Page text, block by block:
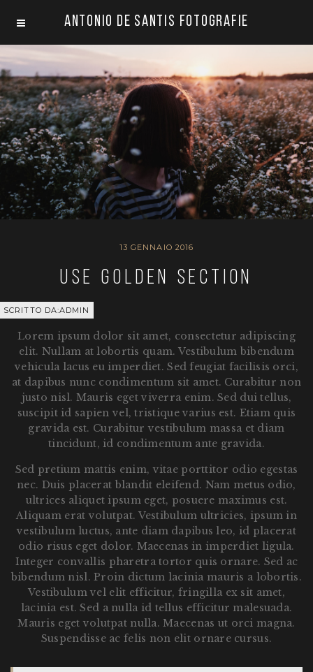
Antonio De Santis Fotografie
13 GENNAIO 2016
Use golden section
SCRITTO DA:ADMIN
Lorem ipsum dolor sit amet, consectetur adipiscing
elit. Nullam at lobortis quam. Vestibulum bibendum
vehicula lacus eu imperdiet. Sed feugiat facilisis orci,
at dapibus nunc condimentum sit amet. Curabitur non
justo nisl. Mauris eget viverra enim. Sed dui tellus,
suscipit id sapien vel, tristique varius est. Etiam quis
gravida est. Curabitur vestibulum massa et diam
tincidunt, id condimentum ante gravida.
Sed pretium mattis enim, vitae porttitor odio egestas
nec. Duis placerat blandit eleifend. Nam metus odio,
ultrices aliquet ipsum eget, posuere maximus est.
Aliquam erat volutpat. Vestibulum ultricies, ipsum in
vestibulum luctus, ante diam dapibus leo, id placerat
odio risus eget dolor. Maecenas in imperdiet ligula.
Integer convallis pharetra tortor quis ornare. Sed ac
bibendum nisl. Proin dictum lacinia mauris a lobortis.
Vestibulum vel elit efficitur, fringilla ex sit amet,
lacinia est. Sed a nulla id tellus efficitur malesuada.
Mauris eget volutpat nulla. Maecenas ut orci magna.
Suspendisse ac felis non elit ornare cursus.